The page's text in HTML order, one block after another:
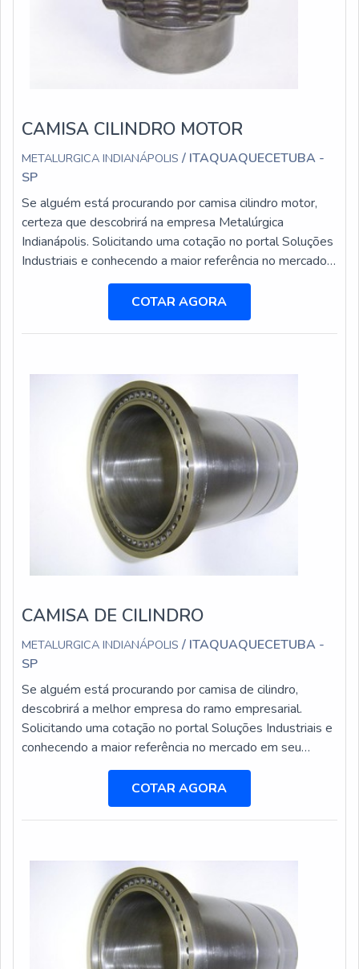
CAMISA CILINDRO MOTOR
METALURGICA INDIANÁPOLIS / ITAQUAQUECETUBA -
SP
Se alguém está procurando por camisa cilindro motor,
certeza que descobrirá na empresa Metalúrgica
Indianápolis. Solicitando uma cotação no portal Soluções
Industriais e conhecendo a maior referência no mercado
em seu próprio segmento. ALGUNS DETALHES
SOBRE CAMISA CILINDRO MOTOR Se alguém busca
por camisa cilindro em uma empresa responsável, acha a
Metalúrgica Indianápolis. A empresa trabalha com
COTAR AGORA
CAMISA DE CILINDRO
METALURGICA INDIANÁPOLIS / ITAQUAQUECETUBA -
SP
Se alguém está procurando por camisa de cilindro,
descobrirá a melhor empresa do ramo empresarial.
Solicitando uma cotação no portal Soluções Industriais e
conhecendo a maior referência no mercado em seu
próprio segmento. MAIS DETALHES SOBRE CAMISA
DE CILINDRO Se alguém busca por camisa cilindro em
uma empresa altamente qualificada, acha o site da
Metalúrgica Indianápolis. É possível encontrar camisa de
COTAR AGORA